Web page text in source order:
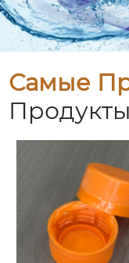
Самые
Продукты